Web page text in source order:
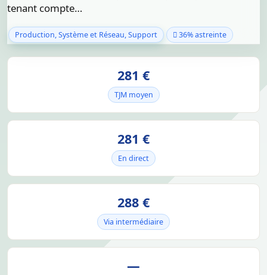
tenant compte…
Production, Système et Réseau, Support 36% astreinte
281 €
TJM moyen
281 €
En direct
288 €
Via intermédiaire
—